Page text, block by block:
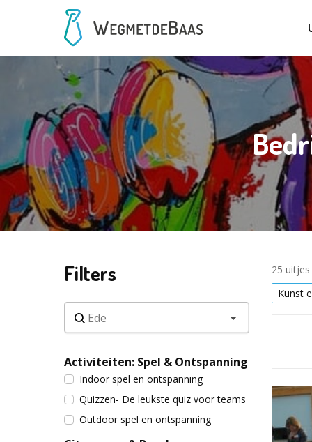
Filters
Activiteiten: Spel & Ontspanning
Indoor spel en ontspanning
Quizzen- De leukste quiz voor teams
Outdoor spel en ontspanning
25
Kunst